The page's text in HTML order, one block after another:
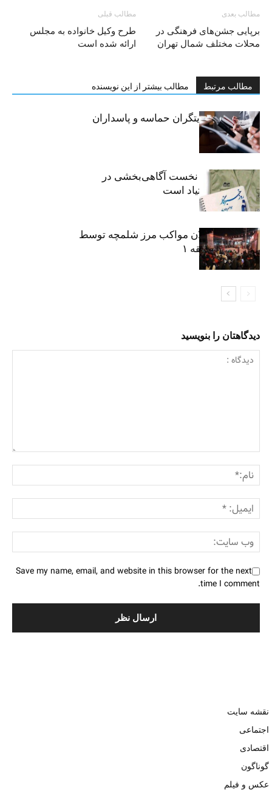
مطالب قبلی
طرح وکیل خانواده به مجلس
ارائه شده است
مطالب بعدی
برپایی جشن‌های فرهنگی در
محلات مختلف شمال تهران
مطالب مرتبط مطالب بیشتر از این نویسنده
خبرنگاران، روایتگران حماسه و پاسداران
حقیقت
«رسانه» سنگر نخست آگاهی‌بخشی در
پیشگیری از اعتیاد است
نکوداشت فعالان مواکب مرز شلمچه توسط
شهرداری منطقه ۱
دیدگاهتان را بنویسید
Save my name, email, and website in this browser for the next
time I comment.
نقشه سایت
اجتماعی
اقتصادی
گوناگون
عکس و فیلم